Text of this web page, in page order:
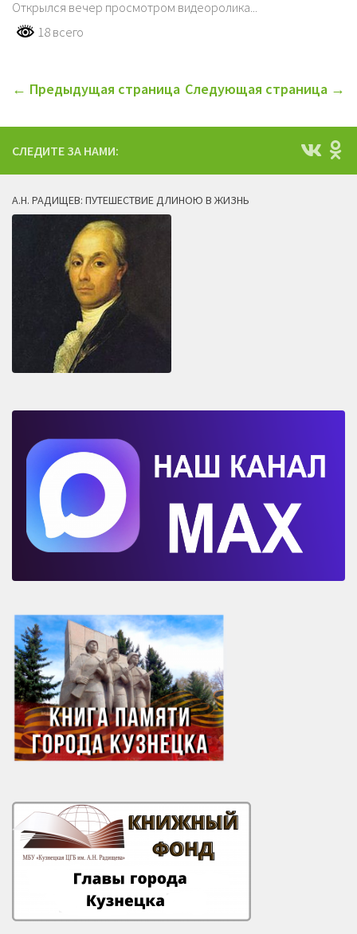
Открылся вечер просмотром видеоролика...
18 всего
← Предыдущая страница Следующая страница →
СЛЕДИТЕ ЗА НАМИ:
А.Н. РАДИЩЕВ: ПУТЕШЕСТВИЕ ДЛИНОЮ В ЖИЗНЬ